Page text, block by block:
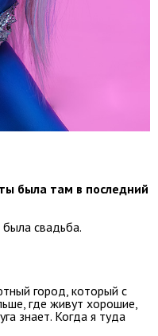
была там в последний
свадьба.
город, который с
где живут хорошие,
знает. Когда я туда